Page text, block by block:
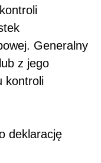
Generalny
z jego
kontroli
deklarację